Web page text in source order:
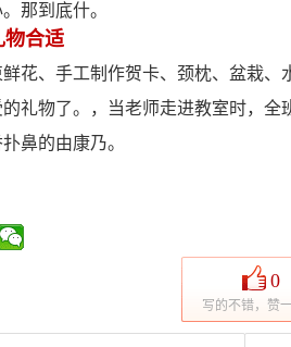
那到底什。
物合适
花、手工制作贺卡、颈枕、盆栽
礼物了。，当老师走进教室时，
鼻的由康乃。
0
写的不错，赞一